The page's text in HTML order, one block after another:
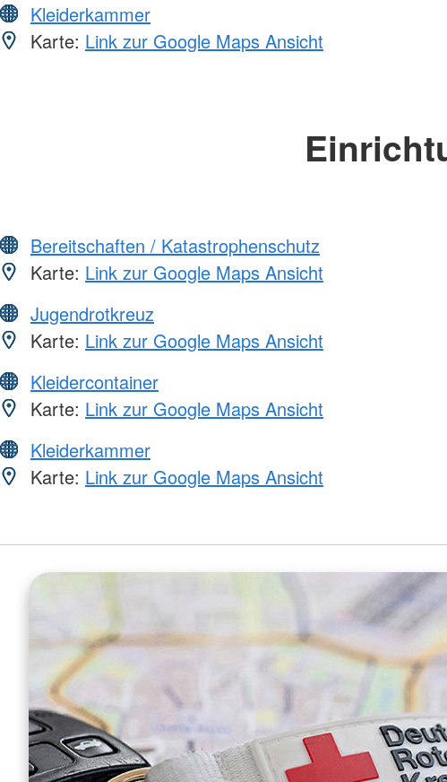
Kleiderkammer
Karte: Link zur Google Maps Ansicht
Bereitschaften / Katastrophenschutz
Karte: Link zur Google Maps Ansicht
Jugendrotkreuz
Karte: Link zur Google Maps Ansicht
Kleidercontainer
Karte: Link zur Google Maps Ansicht
Kleiderkammer
Karte: Link zur Google Maps Ansicht